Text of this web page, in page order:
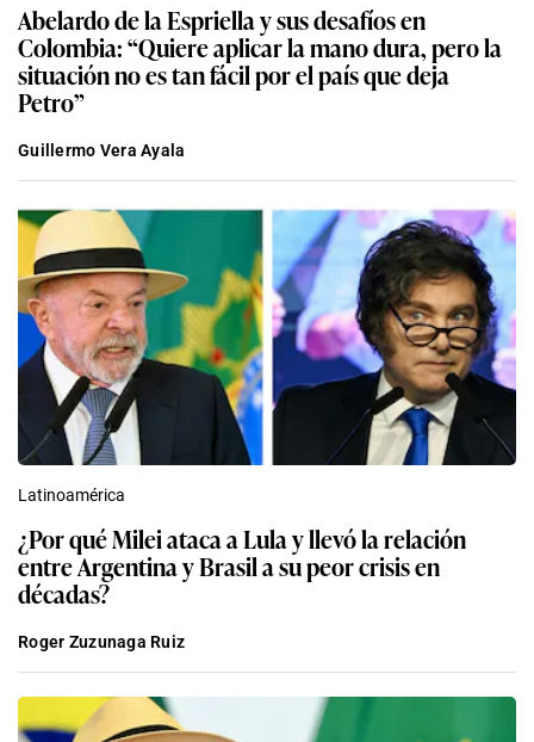
Abelardo de la Espriella y sus desafíos en
Colombia: “Quiere aplicar la mano dura, pero la
situación no es tan fácil por el país que deja
Petro”
Guillermo Vera Ayala
Latinoamérica
¿Por qué Milei ataca a Lula y llevó la relación
entre Argentina y Brasil a su peor crisis en
décadas?
Roger Zuzunaga Ruiz